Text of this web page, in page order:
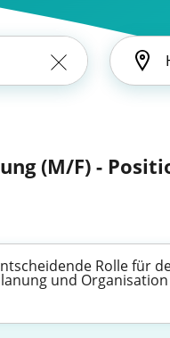
(M/F) -
Rolle für
und